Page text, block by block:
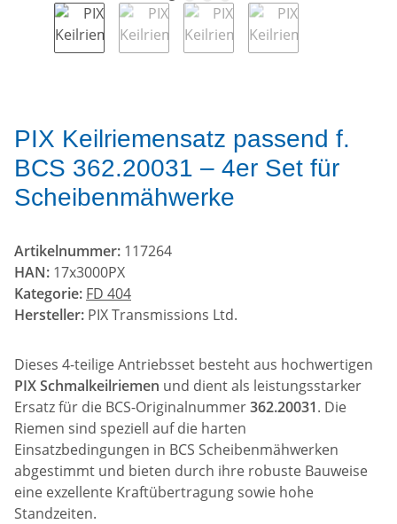
PIX Keilriemensatz passend f.
BCS 362.20031 – 4er Set für
Scheibenmähwerke
Artikelnummer: 117264
HAN: 17x3000PX
Kategorie: FD 404
Hersteller: PIX Transmissions Ltd.
Dieses 4-teilige Antriebsset besteht aus hochwertigen
PIX Schmalkeilriemen und dient als leistungsstarker
Ersatz für die BCS-Originalnummer362.20031. Die
Riemen sind speziell auf die harten
Einsatzbedingungen in BCS Scheibenmähwerken
abgestimmt und bieten durch ihre robuste Bauweise
eine exzellente Kraftübertragung sowie hohe
Standzeiten.